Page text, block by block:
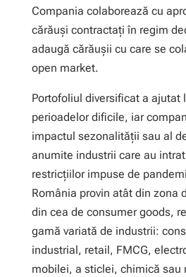
Compania colaborează cu
cărăuși contractați în regim
adaugă cărăușii cu care se
open market.
Portofoliul diversificat a ajutat
perioadelor dificile, iar
impactul sezonalității sau al
anumite industrii care au
restricțiilor impuse de
România provin atât din zona
din cea de consumer goods,
gamă variată de industrii:
industrial, retail, FMCG,
mobilei, a sticlei, chimică sau